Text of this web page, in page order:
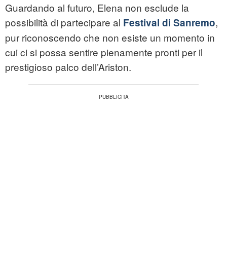
Guardando al futuro, Elena non esclude la
possibilità di partecipare al Festival di Sanremo,
pur riconoscendo che non esiste un momento in
cui ci si possa sentire pienamente pronti per il
prestigioso palco dell’Ariston.